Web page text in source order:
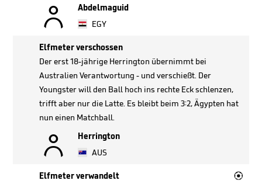

Abdelmaguid
EGY
Elfmeter verschossen
Der erst 18-jährige Herrington übernimmt bei
Australien Verantwortung - und verschießt. Der
Youngster will den Ball hoch ins rechte Eck schlenzen,
trifft aber nur die Latte. Es bleibt beim 3:2, Ägypten hat
nun einen Matchball.

Herrington
AUS
Elfmeter verwandelt 